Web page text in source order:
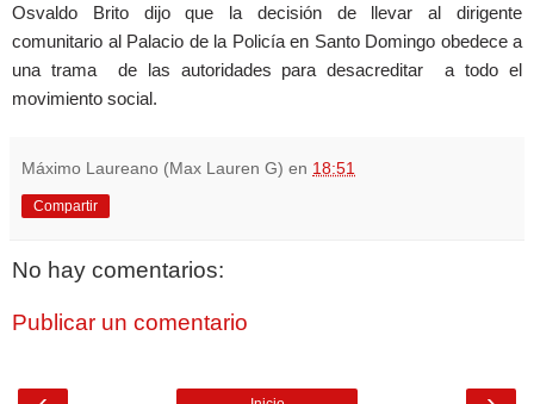
Osvaldo Brito dijo que la decisión de llevar al dirigente
comunitario al Palacio de la Policía en Santo Domingo obedece a
una trama de las autoridades para desacreditar a todo el
movimiento social.
Máximo Laureano (Max Lauren G) en 18:51
Compartir
No hay comentarios:
Publicar un comentario